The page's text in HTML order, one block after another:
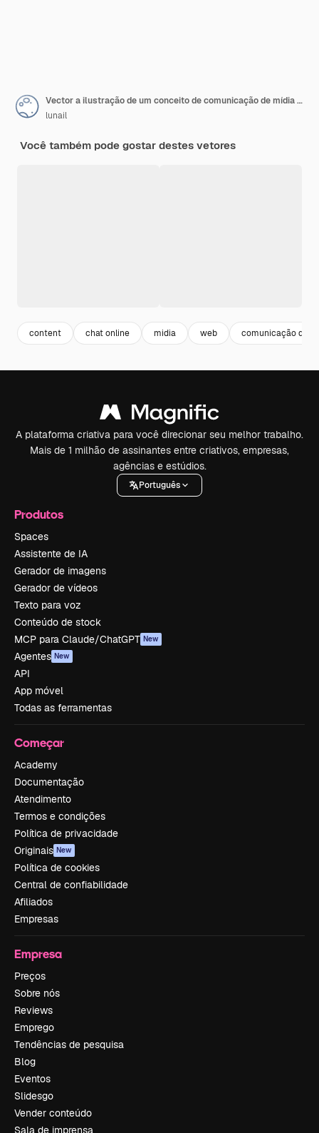
Vector a ilustração de um conceito de comunicação de mídia social. Palavra de marketing vídeo com atividade social em uma bolha de mensagem.
lunail
Você também pode gostar destes vetores
content chat online midia web comunicação
A plataforma criativa para você direcionar seu melhor trabalho.
Mais de 1 milhão de assinantes entre criativos, empresas,
agências e estúdios.
Português
Produtos
Spaces
Assistente de IA
Gerador de imagens
Gerador de vídeos
Texto para voz
Conteúdo de stock
MCP para Claude/ChatGPT New
Agentes New
API
App móvel
Todas as ferramentas
Começar
Academy
Documentação
Atendimento
Termos e condições
Política de privacidade
Originais New
Política de cookies
Central de confiabilidade
Afiliados
Empresas
Empresa
Preços
Sobre nós
Reviews
Emprego
Tendências de pesquisa
Blog
Eventos
Slidesgo
Vender conteúdo
Sala de imprensa